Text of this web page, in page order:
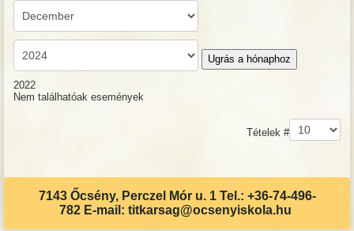
Ugrás a hónaphoz
2022
Nem találhatóak események
Tételek #
7143 Őcsény, Perczel Mór u. 1 Tel.: +36-74-496-
782 E-mail: titkarsag@ocsenyiskola.hu